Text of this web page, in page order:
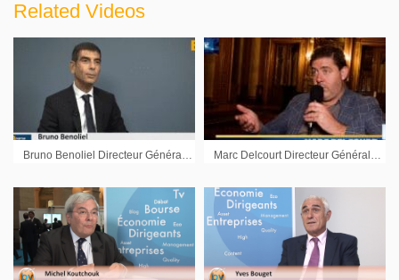
Related Videos
Bruno Benoliel Directeur Général Délégué Alten : « La croissance organique devrait être dans le prolongement de celle du premier semestre » Marc Delcourt Directeur Général Global Bioenergies : « Concrétiser ce projet d’usine »